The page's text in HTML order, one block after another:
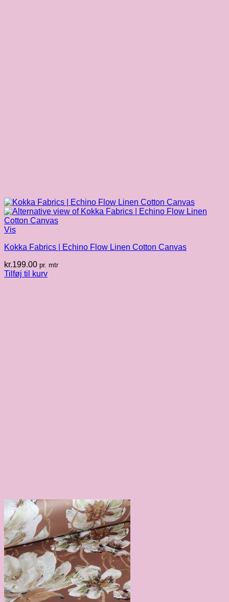
Vis
Kokka Fabrics | Echino Flow Linen Cotton Canvas
kr.199.00 pr. mtr
Tilføj til kurv